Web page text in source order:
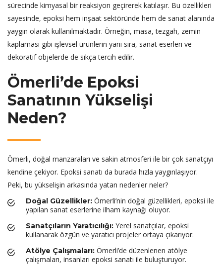
sürecinde kimyasal bir reaksiyon geçirerek katılaşır. Bu özellikleri
sayesinde, epoksi hem inşaat sektöründe hem de sanat alanında
yaygın olarak kullanılmaktadır. Örneğin, masa, tezgah, zemin
kaplaması gibi işlevsel ürünlerin yanı sıra, sanat eserleri ve
dekoratif objelerde de sıkça tercih edilir.
Ömerli’de Epoksi
Sanatının Yükselişi
Neden?
Ömerli, doğal manzaraları ve sakin atmosferi ile bir çok sanatçıyı
kendine çekiyor. Epoksi sanatı da burada hızla yaygınlaşıyor.
Peki, bu yükselişin arkasında yatan nedenler neler?
Doğal Güzellikler: Ömerli’nin doğal güzellikleri, epoksi ile
yapılan sanat eserlerine ilham kaynağı oluyor.
Sanatçıların Yaratıcılığı: Yerel sanatçılar, epoksi
kullanarak özgün ve yaratıcı projeler ortaya çıkarıyor.
Atölye Çalışmaları: Ömerli’de düzenlenen atölye
çalışmaları, insanları epoksi sanatı ile buluşturuyor.